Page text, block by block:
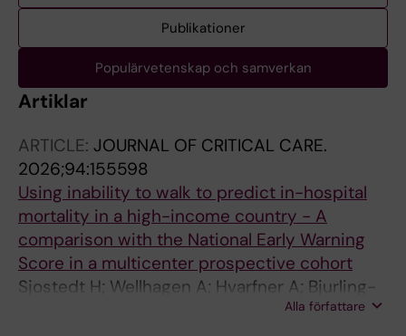
Publikationer
Populärvetenskap och samverkan
Artiklar
ARTICLE: JOURNAL OF CRITICAL CARE.
2026;94:155598
Using inability to walk to predict in-hospital
mortality in a high-income country - A
comparison with the National Early Warning
Score in a multicenter prospective cohort
Sjostedt H; Wellhagen A; Hvarfner A; Bjurling-
Sjoberg P; Hintze C; Warnberg MG; Castegren
Alla författare